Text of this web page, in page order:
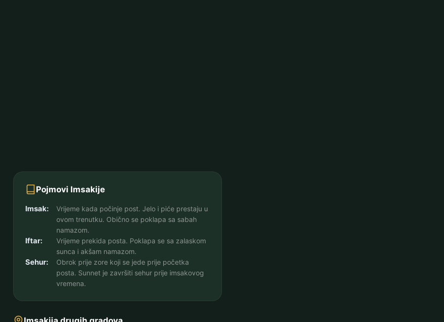
Pojmovi Imsakije
Imsak:
Vrijeme kada počinje post. Jelo i piće prestaju u
ovom trenutku. Obično se poklapa sa sabah
namazom.
Iftar:
Vrijeme prekida posta. Poklapa se sa zalaskom
sunca i akšam namazom.
Sehur:
Obrok prije zore koji se jede prije početka
posta. Sunnet je završiti sehur prije imsakovog
vremena.